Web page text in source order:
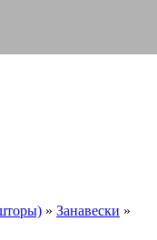
» Занавески »